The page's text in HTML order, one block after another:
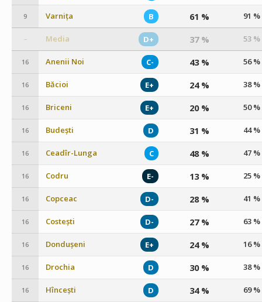
9 Varnița B 61 % 91 %
– Media D+ 37 % 53 %
16 Anenii Noi C- 43 % 56 %
16 Băcioi E+ 24 % 38 %
16 Briceni E+ 20 % 50 %
16 Budești D 31 % 44 %
16 Ceadîr-Lunga C 48 % 47 %
16 Codru E- 13 % 25 %
16 Copceac D- 28 % 41 %
16 Costești D- 27 % 63 %
16 Dondușeni E+ 24 % 16 %
16 Drochia D 30 % 38 %
16 Hîncești D 34 % 69 %